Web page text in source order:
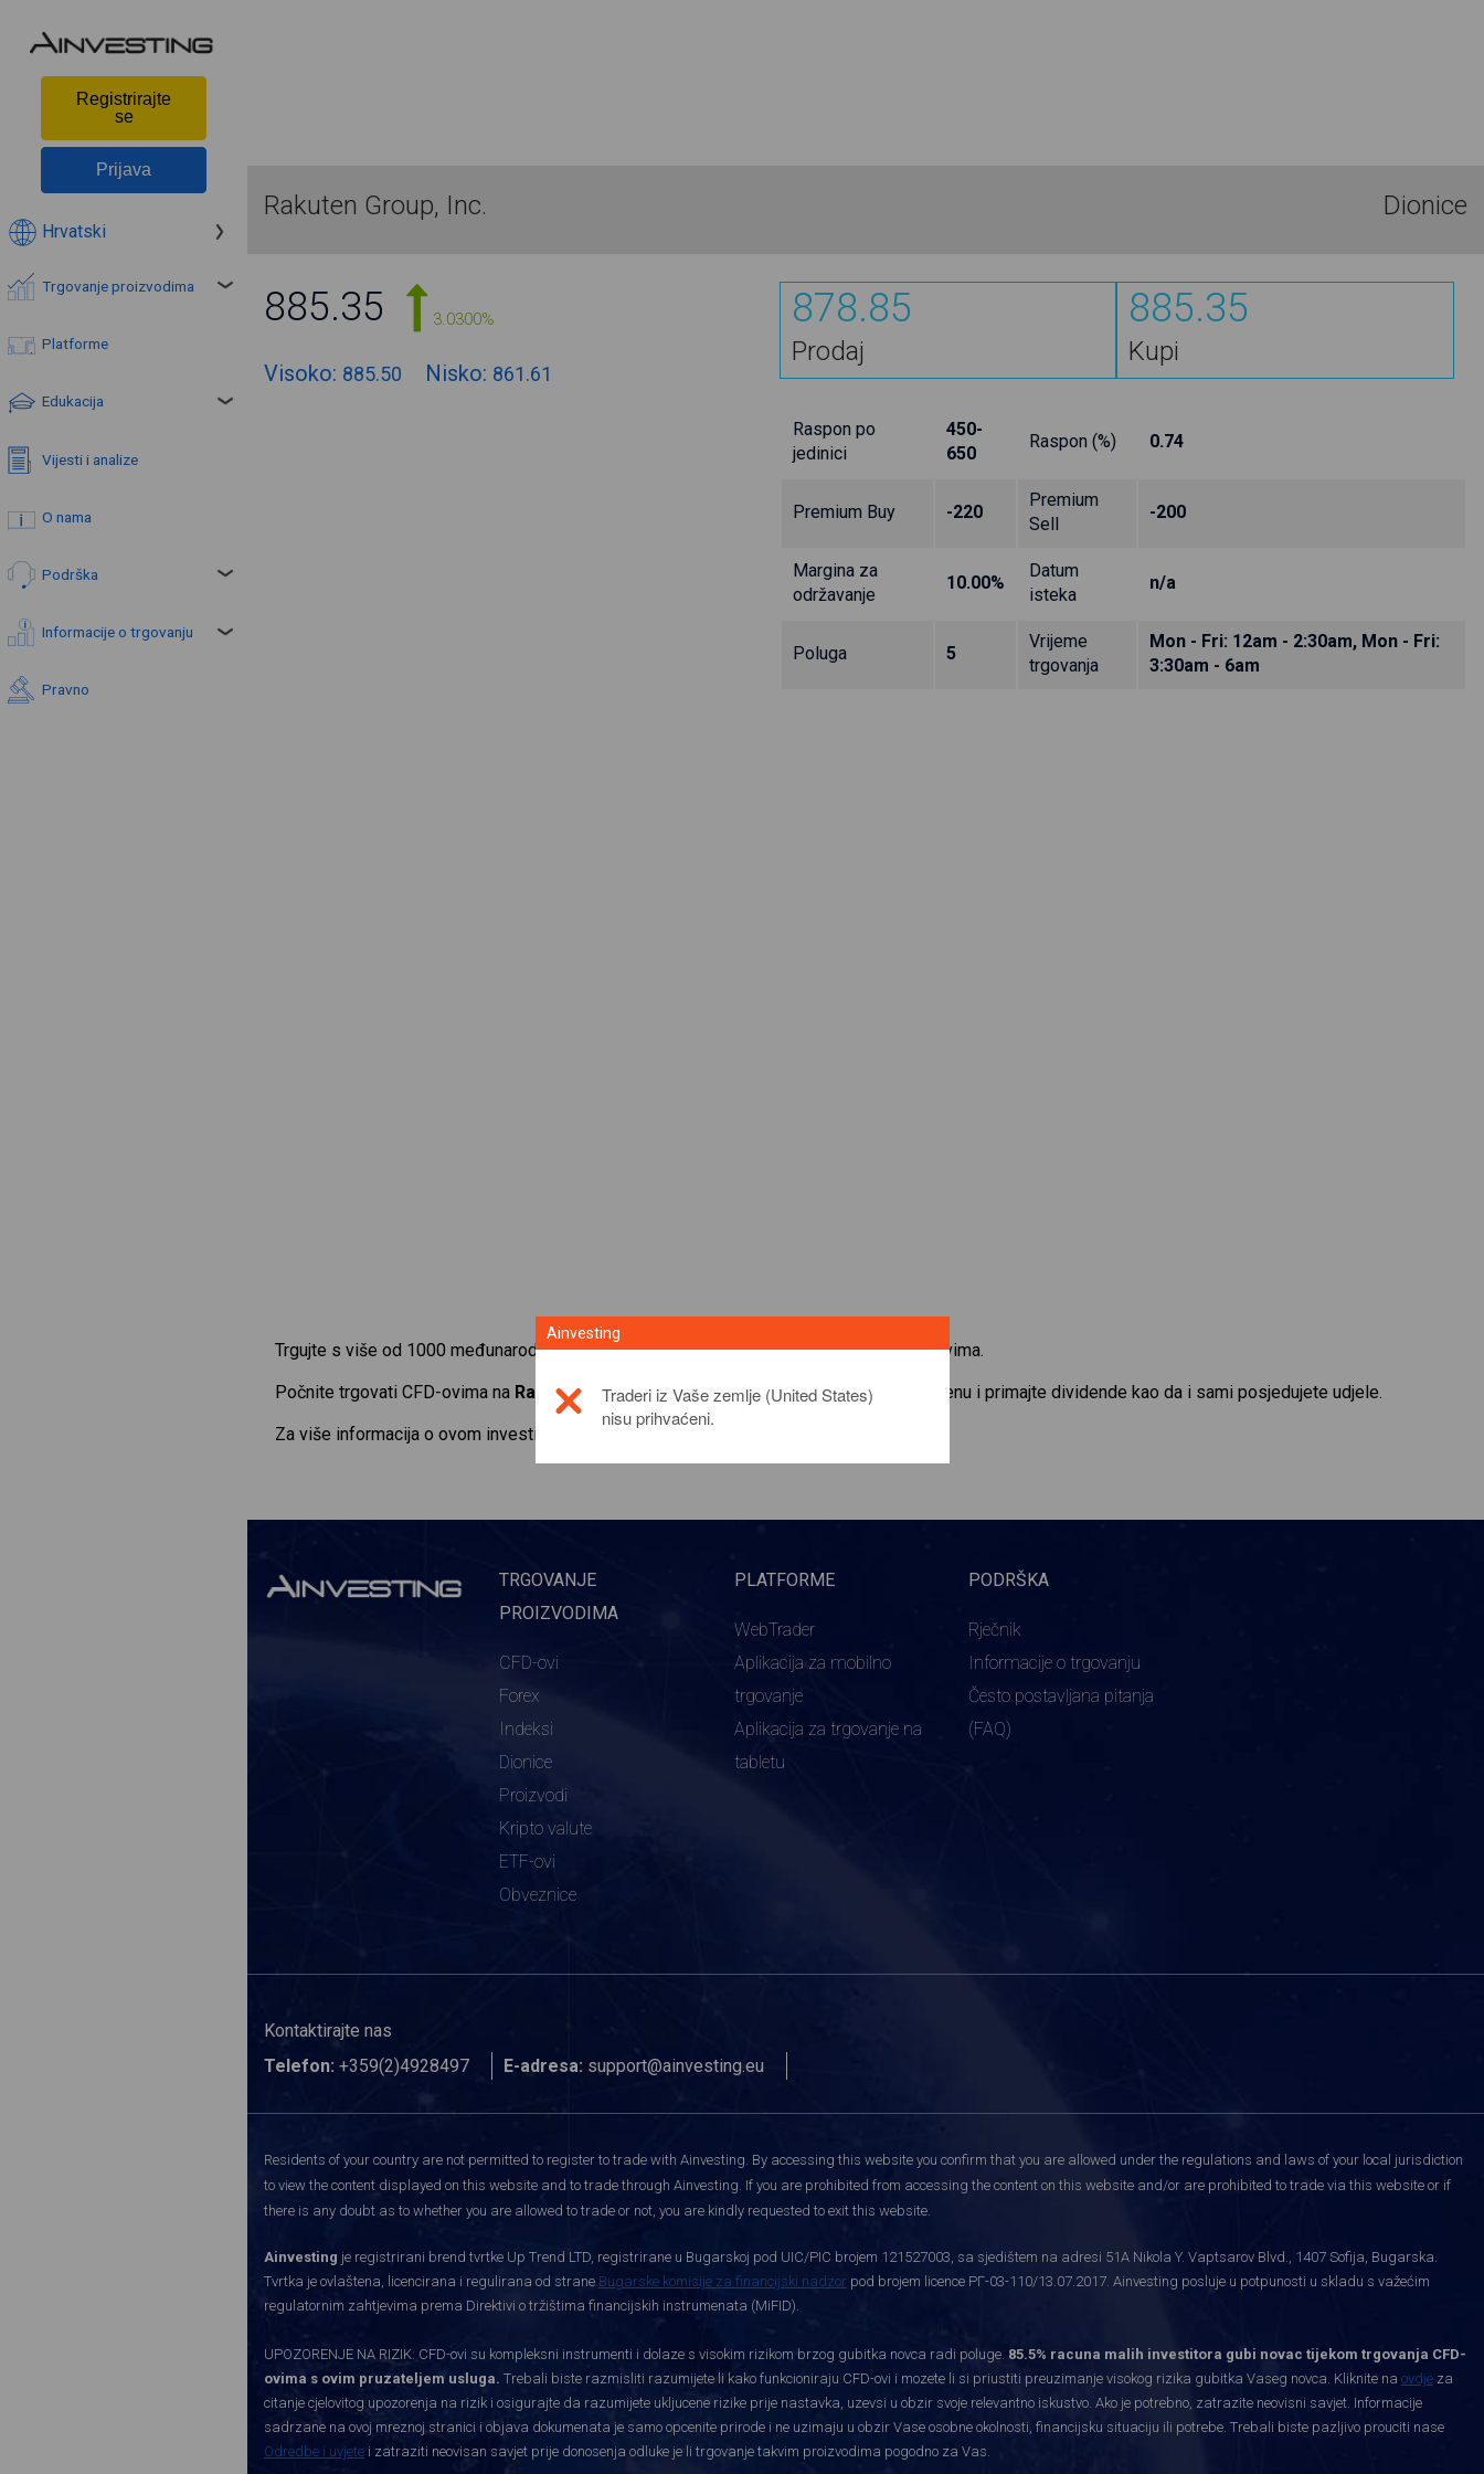
Registrirajte
se
Prijava
Hrvatski
Trgovanje proizvodima
Platforme
Edukacija
Vijesti i analize
O nama
Podrška
Informacije o trgovanju
Pravno
Rakuten Group, Inc. Dionice
885.35 3.0300%
Visoko: 885.50 Nisko: 861.61
878.85
Prodaj
885.35
Kupi
Raspon po
jedinici
450-
650
Raspon (%) 0.74
Premium Buy -220
Premium
Sell
-200
Margina za
održavanje
10.00%
Datum
isteka
n/a
Poluga 5
Vrijeme
trgovanja
Mon - Fri: 12am - 2:30am, Mon - Fri:
3:30am - 6am
Trgujte s više od 1000 međunarodnih udjela na Ainvesting platformi za trgovanje CFD-ovima.
Počnite trgovati CFD-ovima na Rakuten Group, Inc.. Primajte kotacije u stvarnom vremenu i primajte dividende kao da i sami posjedujete udjele.
Za više informacija o ovom investicijskom proizvodu,
TRGOVANJE
PROIZVODIMA
CFD-ovi
Forex
Indeksi
Dionice
Proizvodi
Kripto valute
ETF-ovi
Obveznice
PLATFORME
WebTrader
Aplikacija za mobilno
trgovanje
Aplikacija za trgovanje na
tabletu
PODRŠKA
Rječnik
Informacije o trgovanju
Često postavljana pitanja
(FAQ)
Kontaktirajte nas
Telefon: +359(2)4928497 E-adresa: support@ainvesting.eu
Residents of your country are not permitted to register to trade with Ainvesting. By accessing this website you confirm that you are allowed under the regulations and laws of your local jurisdiction
to view the content displayed on this website and to trade through Ainvesting. If you are prohibited from accessing the content on this website and/or are prohibited to trade via this website or if
there is any doubt as to whether you are allowed to trade or not, you are kindly requested to exit this website.
Ainvesting je registrirani brend tvrtke Up Trend LTD, registrirane u Bugarskoj pod UIC/PIC brojem 121527003, sa sjedištem na adresi 51A Nikola Y. Vaptsarov Blvd., 1407 Sofija, Bugarska.
Tvrtka je ovlaštena, licencirana i regulirana od strane Bugarske komisije za financijski nadzor pod brojem licence РГ-03-110/13.07.2017. Ainvesting posluje u potpunosti u skladu s važećim
regulatornim zahtjevima prema Direktivi o tržištima financijskih instrumenata (MiFID).
UPOZORENJE NA RIZIK: CFD-ovi su kompleksni instrumenti i dolaze s visokim rizikom brzog gubitka novca radi poluge. 85.5% racuna malih investitora gubi novac tijekom trgovanja CFD-
ovima s ovim pruzateljem usluga. Trebali biste razmisliti razumijete li kako funkcioniraju CFD-ovi i mozete li si priustiti preuzimanje visokog rizika gubitka Vaseg novca. Kliknite na ovdje za
citanje cjelovitog upozorenja na rizik i osigurajte da razumijete ukljucene rizike prije nastavka, uzevsi u obzir svoje relevantno iskustvo. Ako je potrebno, zatrazite neovisni savjet. Informacije
sadrzane na ovoj mreznoj stranici i objava dokumenata je samo opcenite prirode i ne uzimaju u obzir Vase osobne okolnosti, financijsku situaciju ili potrebe. Trebali biste pazljivo prouciti nase
Odredbe i uvjete i zatraziti neovisan savjet prije donosenja odluke je li trgovanje takvim proizvodima pogodno za Vas.
Ainvesting
Traderi iz Vaše zemlje (United States)
nisu prihvaćeni.